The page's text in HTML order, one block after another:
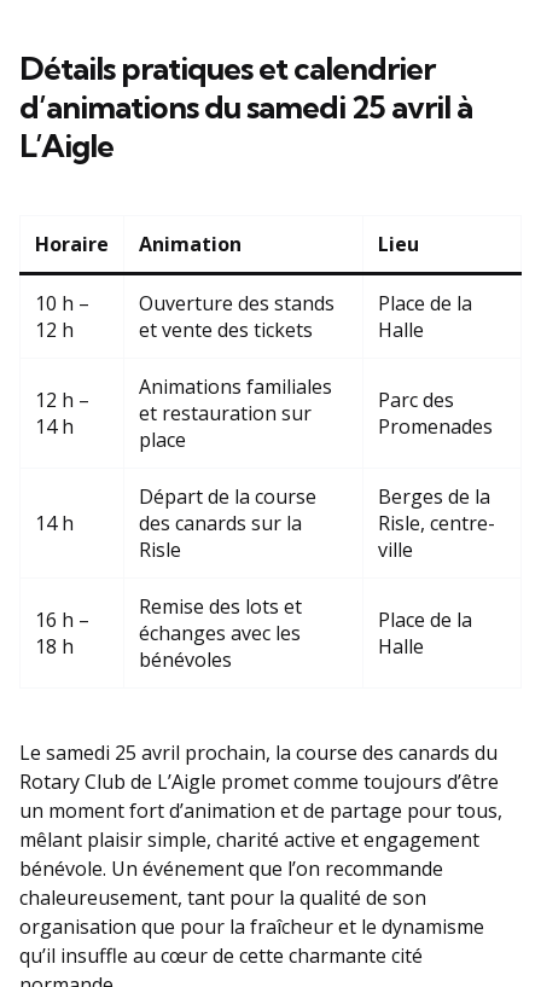
Détails pratiques et calendrier
d’animations du samedi 25 avril à
L’Aigle
Horaire Animation Lieu
10 h –
12 h
Ouverture des stands
et vente des tickets
Place de la
Halle
12 h –
14 h
Animations familiales
et restauration sur
place
Parc des
Promenades
14 h
Départ de la course
des canards sur la
Risle
Berges de la
Risle, centre-
ville
16 h –
18 h
Remise des lots et
échanges avec les
bénévoles
Place de la
Halle
Le samedi 25 avril prochain, la course des canards du
Rotary Club de L’Aigle promet comme toujours d’être
un moment fort d’animation et de partage pour tous,
mêlant plaisir simple, charité active et engagement
bénévole. Un événement que l’on recommande
chaleureusement, tant pour la qualité de son
organisation que pour la fraîcheur et le dynamisme
qu’il insuffle au cœur de cette charmante cité